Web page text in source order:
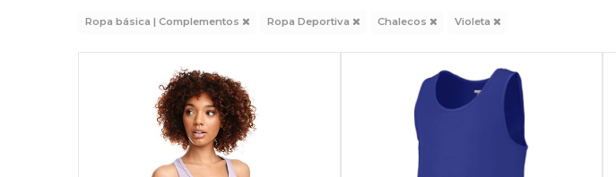
Ropa básica | Complementos Ropa Deportiva Chalecos Violeta